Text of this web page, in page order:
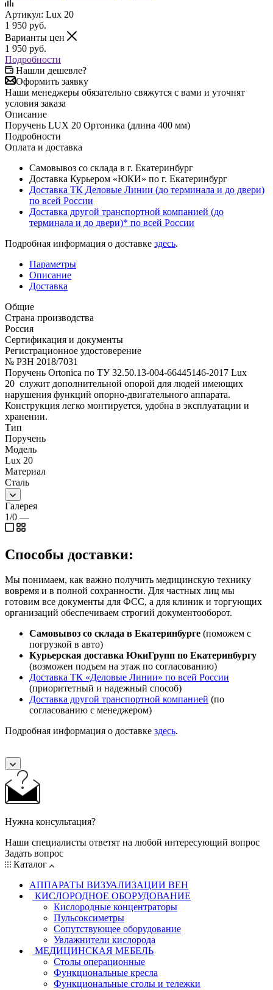
Артикул: Lux 20
1 950 руб.
Варианты цен
1 950 руб.
Подробности
Нашли дешевле?
Оформить заявку
Наши менеджеры обязательно свяжутся с вами и уточнят
условия заказа
Описание
Поручень LUX 20 Ортоника (длина 400 мм)
Подробности
Оплата и доставка
Самовывоз со склада в г. Екатеринбург
Доставка Курьером «ЮКИ» по г. Екатеринбург
Доставка ТК Деловые Линии (до терминала и до двери)
по всей России
Доставка другой транспортной компанией (до
терминала и до двери)* по всей России
Подробная информация о доставке здесь.
Параметры
Описание
Доставка
Общие
Страна производства
Россия
Сертификация и документы
Регистрационное удостоверение
№ РЗН 2018/7031
Поручень Ortonica по ТУ 32.50.13-004-66445146-2017 Lux
20 служит дополнительной опорой для людей имеющих
нарушения функций опорно-двигательного аппарата.
Конструкция легко монтируется, удобна в эксплуатации и
хранении.
Тип
Поручень
Модель
Lux 20
Материал
Сталь
Галерея
1/0 —
Способы доставки:
Мы понимаем, как важно получить медицинскую технику
вовремя и в полной сохранности. Для частных лиц мы
готовим все документы для ФСС, а для клиник и торгующих
организаций обеспечиваем строгий документооборот.
Самовывоз со склада в Екатеринбурге (поможем с
погрузкой в авто)
Курьерская доставка ЮкиГрупп по Екатеринбургу
(возможен подъем на этаж по согласованию)
Доставка ТК «Деловые Линии» по всей России
(приоритетный и надежный способ)
Доставка другой транспортной компанией (по
согласованию с менеджером)
Подробная информация о доставке здесь.
Нужна консультация?
Наши специалисты ответят на любой интересующий вопрос
Задать вопрос
Каталог
АППАРАТЫ ВИЗУАЛИЗАЦИИ ВЕН
КИСЛОРОДНОЕ ОБОРУДОВАНИЕ
Кислородные концентраторы
Пульсоксиметры
Сопутствующее оборудование
Увлажнители кислорода
МЕДИЦИНСКАЯ МЕБЕЛЬ
Столы операционные
Функциональные кресла
Функциональные столы и тележки